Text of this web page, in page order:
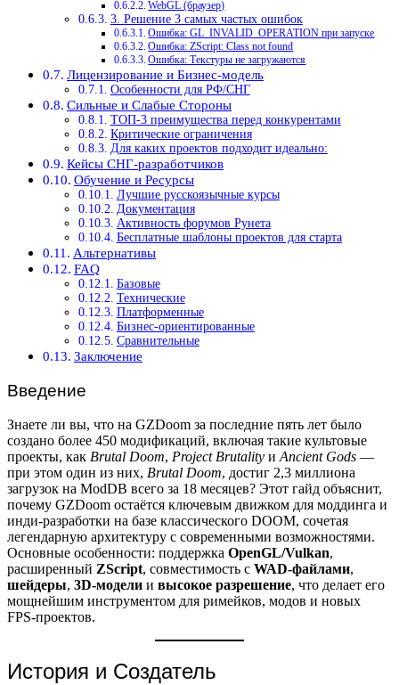
WebGL (браузер)
3. Решение 3 самых частых ошибок
Ошибка: GL_INVALID_OPERATION при запуске
Ошибка: ZScript: Class not found
Ошибка: Текстуры не загружаются
Лицензирование и Бизнес-модель
Особенности для РФ/СНГ
Сильные и Слабые Стороны
ТОП-3 преимущества перед конкурентами
Критические ограничения
Для каких проектов подходит идеально:
Кейсы СНГ-разработчиков
Обучение и Ресурсы
Лучшие русскоязычные курсы
Документация
Активность форумов Рунета
Бесплатные шаблоны проектов для старта
Альтернативы
FAQ
Базовые
Технические
Платформенные
Бизнес-ориентированные
Сравнительные
Заключение
Введение
Знаете ли вы, что на GZDoom за последние пять лет было
создано более 450 модификаций, включая такие культовые
проекты, как Brutal Doom, Project Brutality иAncient Gods —
при этом один из них, Brutal Doom, достиг 2,3 миллиона
загрузок на ModDB всего за 18 месяцев? Этот гайд объяснит,
почему GZDoom остаётся ключевым движком для моддинга и
инди-разработки на базе классического DOOM, сочетая
легендарную архитектуру с современными возможностями.
Основные особенности: поддержка OpenGL/Vulkan,
расширенный ZScript, совместимость с WAD-файлами,
шейдеры, 3D-модели и высокое разрешение, что делает его
мощнейшим инструментом для римейков, модов и новых
FPS-проектов.
История и Создатель